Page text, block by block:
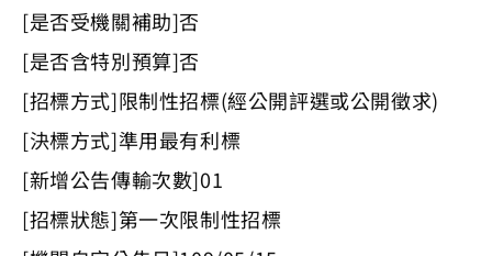
[是否受機關補助]否
[是否含特別預算]否
[招標方式]限制性招標(經公開評選或公開徵求)
[決標方式]準用最有利標
[新增公告傳輸次數]01
[招標狀態]第一次限制性招標